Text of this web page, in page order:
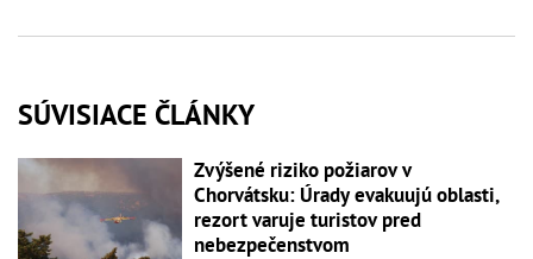
SÚVISIACE ČLÁNKY
Zvýšené riziko požiarov v
Chorvátsku: Úrady evakuujú oblasti,
rezort varuje turistov pred
nebezpečenstvom